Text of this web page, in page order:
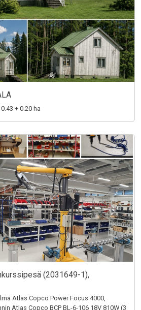
+ 0.20 ha
(2031649-1),
Atlas Copco Power Focus 4000,
Atlas Copco BCP BL-6-106 18V 810W (3